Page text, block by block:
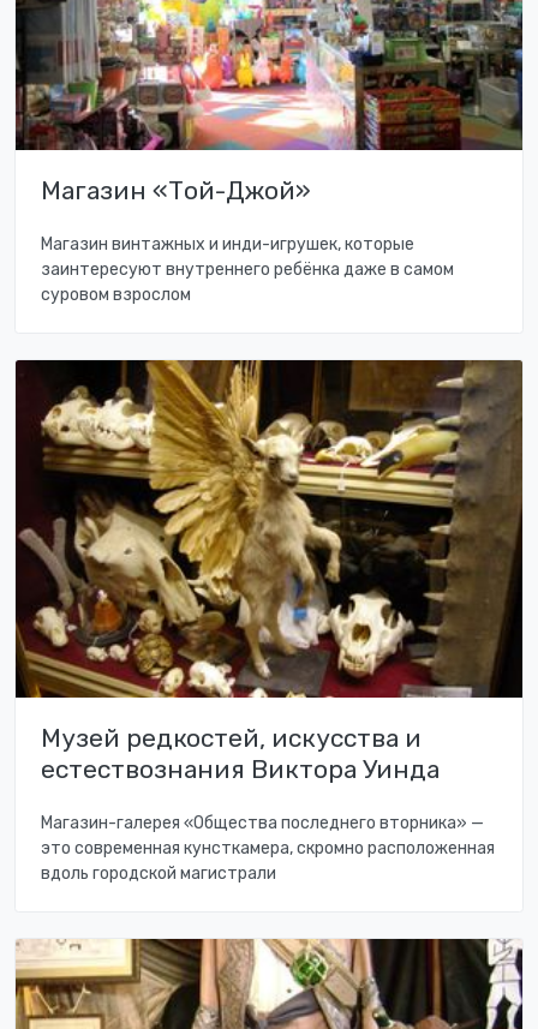
Магазин «Той-Джой»
Магазин винтажных и инди-игрушек, которые
заинтересуют внутреннего ребёнка даже в самом
суровом взрослом
Музей редкостей, искусства и
естествознания Виктора Уинда
Магазин-галерея «Общества последнего вторника» —
это современная кунсткамера, скромно расположенная
вдоль городской магистрали